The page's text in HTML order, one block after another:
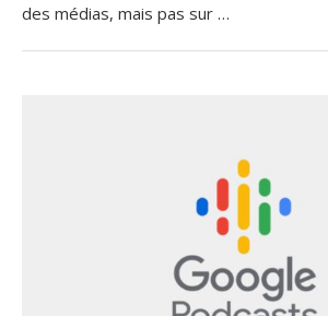
des médias, mais pas sur …